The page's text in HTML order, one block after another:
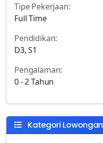
Tipe Pekerjaan:
Full Time
Pendidikan:
D3, S1
Pengalaman:
0 - 2 Tahun
Kategori Lowongan